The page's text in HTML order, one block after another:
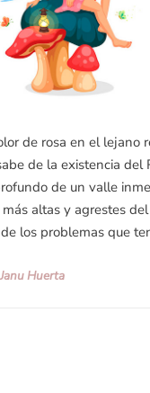
de rosa en el lejano
de la existencia del
de un valle
altas y agrestes
los problemas que
Janu Huerta